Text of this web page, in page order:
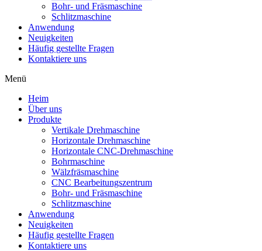
Bohr- und Fräsmaschine
Schlitzmaschine
Anwendung
Neuigkeiten
Häufig gestellte Fragen
Kontaktiere uns
Menü
Heim
Über uns
Produkte
Vertikale Drehmaschine
Horizontale Drehmaschine
Horizontale CNC-Drehmaschine
Bohrmaschine
Wälzfräsmaschine
CNC Bearbeitungszentrum
Bohr- und Fräsmaschine
Schlitzmaschine
Anwendung
Neuigkeiten
Häufig gestellte Fragen
Kontaktiere uns